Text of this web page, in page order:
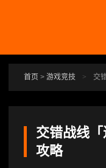
首页 > 游戏竞技 > 交
交错战线
攻略